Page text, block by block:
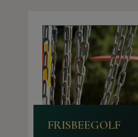
FRISBEEGOLF